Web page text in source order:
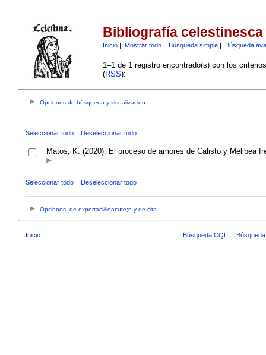
Bibliografía celestinesca
Inicio| Mostrar todo| Búsqueda simple| Búsqueda
1–1 de 1 registro encontrado(s) con los
(RSS):
Opciones de búsqueda y visualización
Seleccionar todo Deseleccionar todo
Matos, K. (2020). El proceso de amores de Calisto y Melibea
Seleccionar todo Deseleccionar todo
Opciones, de exportaci&oacute;n y de cita
Inicio Búsqueda CQL |